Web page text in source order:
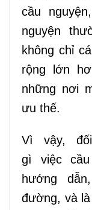
cầu nguyện,
nguyện
không chỉ
rộng lớn
những nơi
ưu thế.
Vì vậy,
gì việc
hướng
đường, và là